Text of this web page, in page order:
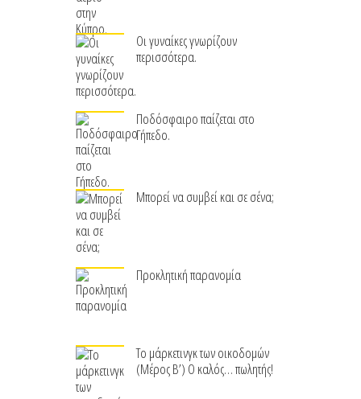
Οι γυναίκες γνωρίζουν
περισσότερα.
Ποδόσφαιρο παίζεται στο
Γήπεδο.
Μπορεί να συμβεί και σε σένα;
Προκλητική παρανομία
Το μάρκετινγκ των οικοδομών
(Μέρος Β’) Ο καλός… πωλητής!